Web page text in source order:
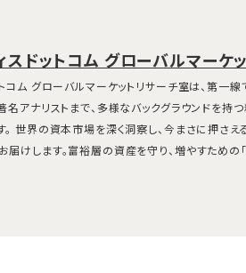
スドットコム グローバルマーケ
コム グローバルマーケットリサーチ室は、第一
名アナリストまで、多様なバックグラウンドを持
。 世界の資本市場を深く洞察し、今まさに押さ
届けします。富裕層の資産を守り、増やすための